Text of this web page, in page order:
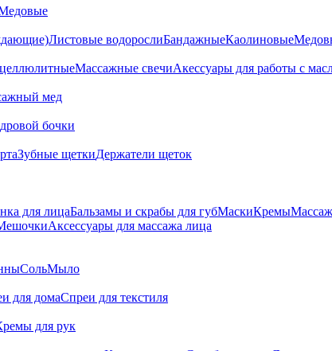
Листовые водорослиБандажныеКаолиновые
Массажные свечиАкессуары для работы с
мед
бочки
Зубные щеткиДержатели щеток
для лицаБальзамы и скрабы для губМаскиКремы
Аксессуары для массажа лица
СольМыло
для домаСпреи для текстиля
для рук